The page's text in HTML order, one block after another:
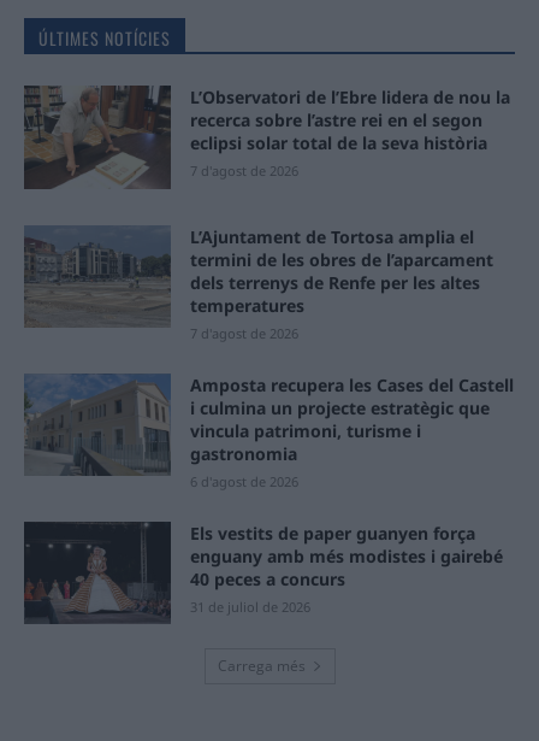
ÚLTIMES NOTÍCIES
L’Observatori de l’Ebre lidera de nou la
recerca sobre l’astre rei en el segon
eclipsi solar total de la seva història
7 d'agost de 2026
L’Ajuntament de Tortosa amplia el
termini de les obres de l’aparcament
dels terrenys de Renfe per les altes
temperatures
7 d'agost de 2026
Amposta recupera les Cases del Castell
i culmina un projecte estratègic que
vincula patrimoni, turisme i
gastronomia
6 d'agost de 2026
Els vestits de paper guanyen força
enguany amb més modistes i gairebé
40 peces a concurs
31 de juliol de 2026
Carrega més